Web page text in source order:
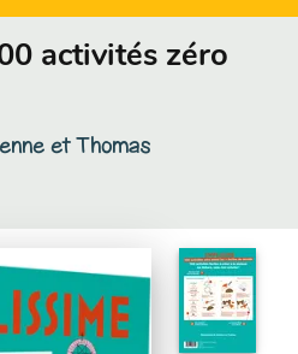
activités zéro
et Thomas